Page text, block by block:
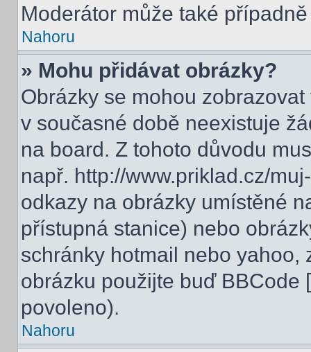
Moderátor může také
Nahoru
» Mohu přidávat obrázky?
Obrázky se mohou
v současné době neexistuje
na board. Z tohoto důvodu
např. http://www.priklad.cz/
odkazy na obrázky umístěné
přístupná stanice) nebo
schránky hotmail nebo yahoo,
obrázku použijte buď BBCode
povoleno).
Nahoru